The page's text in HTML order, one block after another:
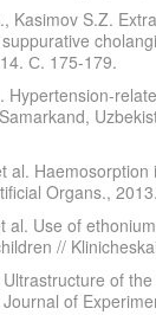
Kasimov S.Z.
С. 175-179.
Hypertension-
al.
Organs.,
al. Use of
//
of
Journal of